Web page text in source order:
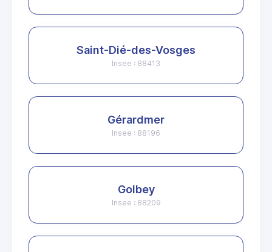
Saint-Dié-des-Vosges
Insee : 88413
Gérardmer
Insee : 88196
Golbey
Insee : 88209